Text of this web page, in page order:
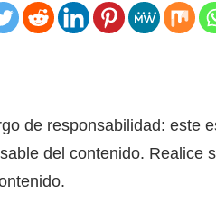
de responsabilidad: este
del contenido. Realice